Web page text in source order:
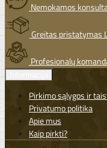
Nemokamos
Greitas pristatymas
Profesionalų
Pirkimo sąlygos ir
Privatumo politika
Apie mus
Kaip pirkti?